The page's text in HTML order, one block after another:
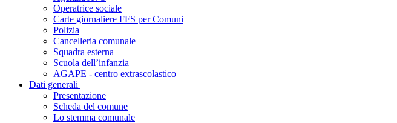
Operatrice sociale
Carte giornaliere FFS per Comuni
Polizia
Cancelleria comunale
Squadra esterna
Scuola dell’infanzia
AGAPE - centro extrascolastico
Dati generali
Presentazione
Scheda del comune
Lo stemma comunale